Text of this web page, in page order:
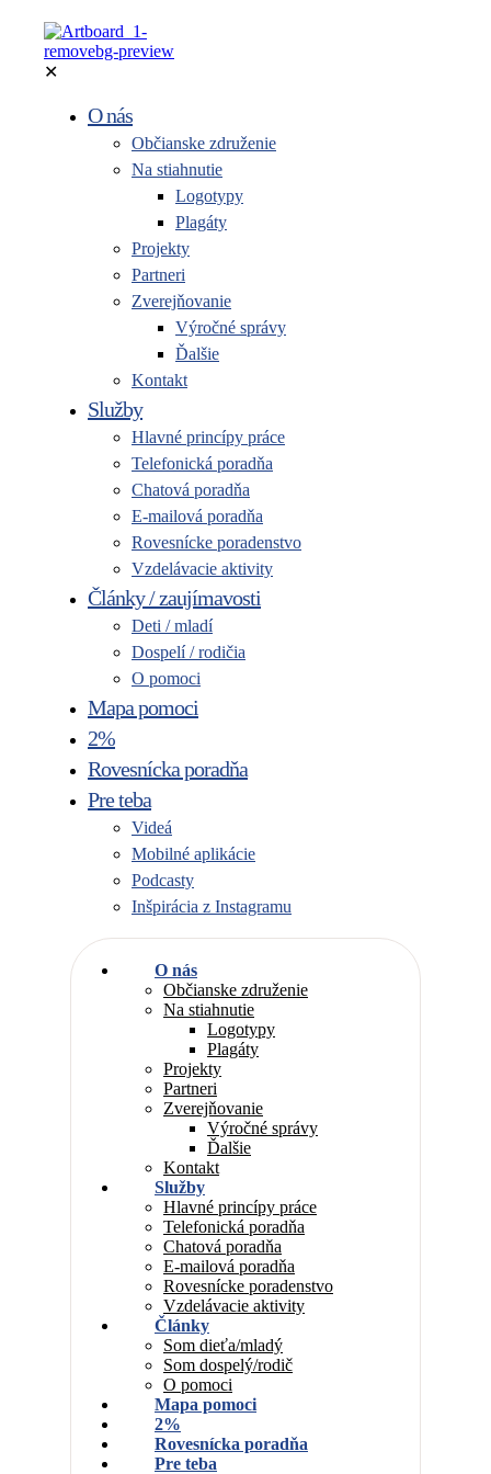
✕
O nás
Občianske združenie
Na stiahnutie
Logotypy
Plagáty
Projekty
Partneri
Zverejňovanie
Výročné správy
Ďalšie
Kontakt
Služby
Hlavné princípy práce
Telefonická poradňa
Chatová poradňa
E-mailová poradňa
Rovesnícke poradenstvo
Vzdelávacie aktivity
Články / zaujímavosti
Deti / mladí
Dospelí / rodičia
O pomoci
Mapa pomoci
2%
Rovesnícka poradňa
Pre teba
Videá
Mobilné aplikácie
Podcasty
Inšpirácia z Instagramu
O nás
Občianske združenie
Na stiahnutie
Logotypy
Plagáty
Projekty
Partneri
Zverejňovanie
Výročné správy
Ďalšie
Kontakt
Služby
Hlavné princípy práce
Telefonická poradňa
Chatová poradňa
E-mailová poradňa
Rovesnícke poradenstvo
Vzdelávacie aktivity
Články
Som dieťa/mladý
Som dospelý/rodič
O pomoci
Mapa pomoci
2%
Rovesnícka poradňa
Pre teba